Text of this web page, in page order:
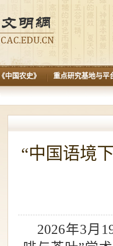
《中国农史》 重点研究基地与平
“中国语境
2026年3月